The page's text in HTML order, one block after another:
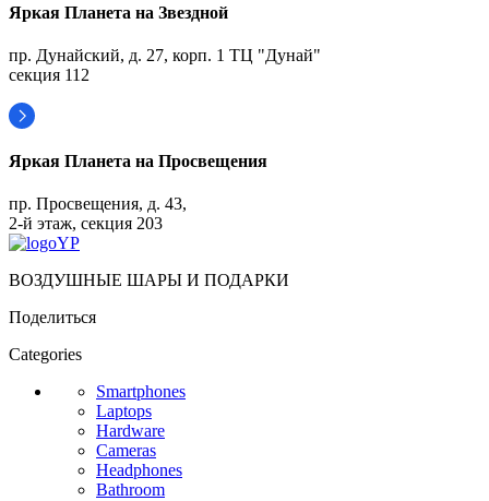
Яркая Планета на Звездной
пр. Дунайский, д. 27, корп. 1 ТЦ "Дунай"
секция 112
Яркая Планета на Просвещения
пр. Просвещения, д. 43,
2-й этаж, секция 203
ВОЗДУШНЫЕ ШАРЫ И ПОДАРКИ
Поделиться
Categories
Smartphones
Laptops
Hardware
Cameras
Headphones
Bathroom